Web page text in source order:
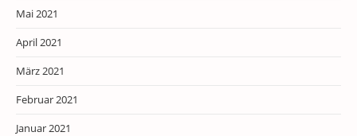
Mai 2021
April 2021
März 2021
Februar 2021
Januar 2021